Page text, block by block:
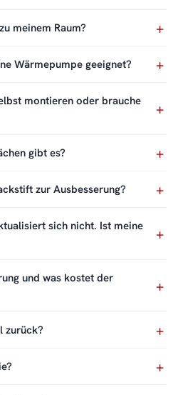
meinem Raum?
Wärmepumpe geeignet?
montieren oder brauche
gibt es?
zur Ausbesserung?
sich nicht. Ist meine
und was kostet der
zurück?